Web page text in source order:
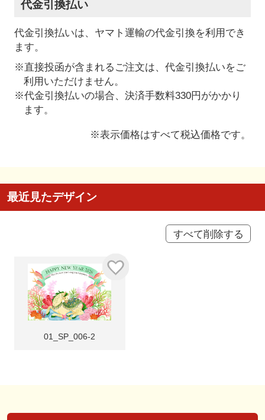
代金引換払い
代金引換払いは、ヤマト運輸の代金引換を利用でき
ます。
※直接投函が含まれるご注文は、代金引換払いをご
利用いただけません。
※代金引換払いの場合、決済手数料330円がかかり
ます。
※表示価格はすべて税込価格です。
最近見たデザイン
すべて削除する
01_SP_006-2